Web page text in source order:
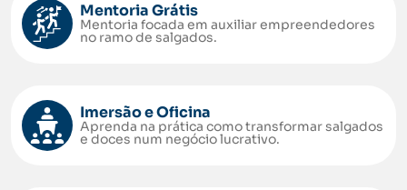
Mentoria Grátis
Mentoria focada em auxiliar empreendedores
no ramo de salgados.
Imersão e Oficina
Aprenda na prática como transformar salgados
e doces num negócio lucrativo.